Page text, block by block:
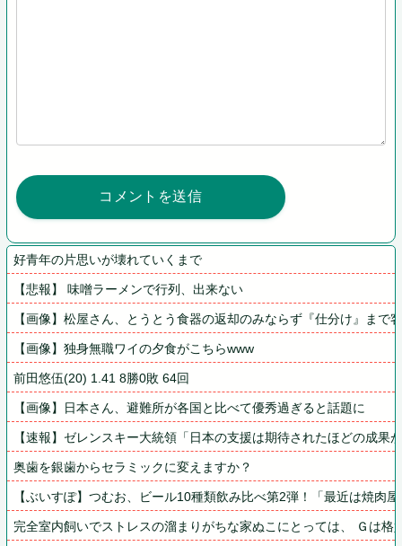
好青年の片思いが壊れていくまで
【悲報】 味噌ラーメンで行列、出来ない
【画像】松屋さん、とうとう食器の返却のみならず『仕分け』まで
【画像】独身無職ワイの夕食がこちらwww
前田悠伍(20) 1.41 8勝0敗 64回
【画像】日本さん、避難所が各国と比べて優秀過ぎると話題に
【速報】ゼレンスキー大統領「日本の支援は期待されたほどの成果
奥歯を銀歯からセラミックに変えますか？
【ぶいすぽ】つむお、ビール10種類飲み比べ第2弾！「最近は焼肉
完全室内飼いでストレスの溜まりがちな家ぬこにとっては、 Ｇは格